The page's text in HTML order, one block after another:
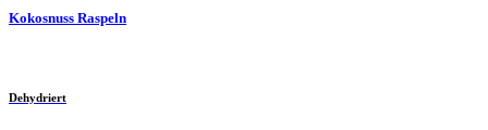
Kokosnuss Raspeln
Dehydriert